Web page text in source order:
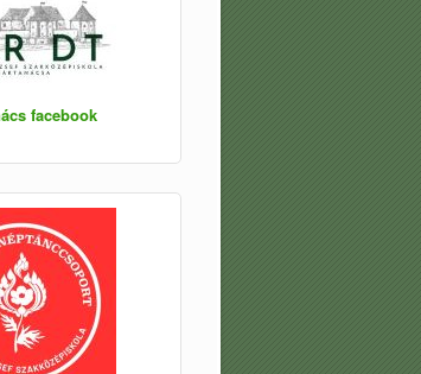
facebook